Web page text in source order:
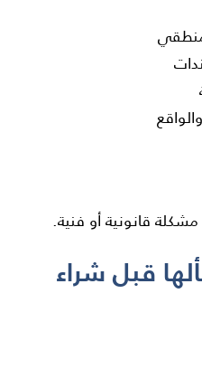
قانونية أو فنية.
قبل شراء